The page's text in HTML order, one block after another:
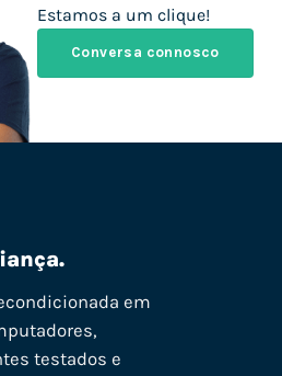
Estamos a um clique!
Conversa connosco
em
testados e